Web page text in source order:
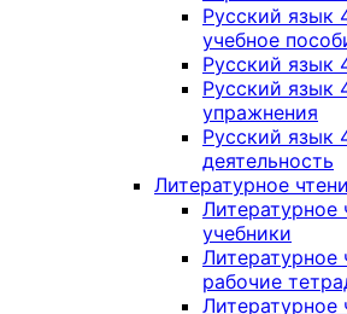
Русский язык
учебное
Русский язык
Русский язык
упражнения
Русский язык
деятельность
Литературное
Литературное
учебники
Литературное
рабочие
Литературное